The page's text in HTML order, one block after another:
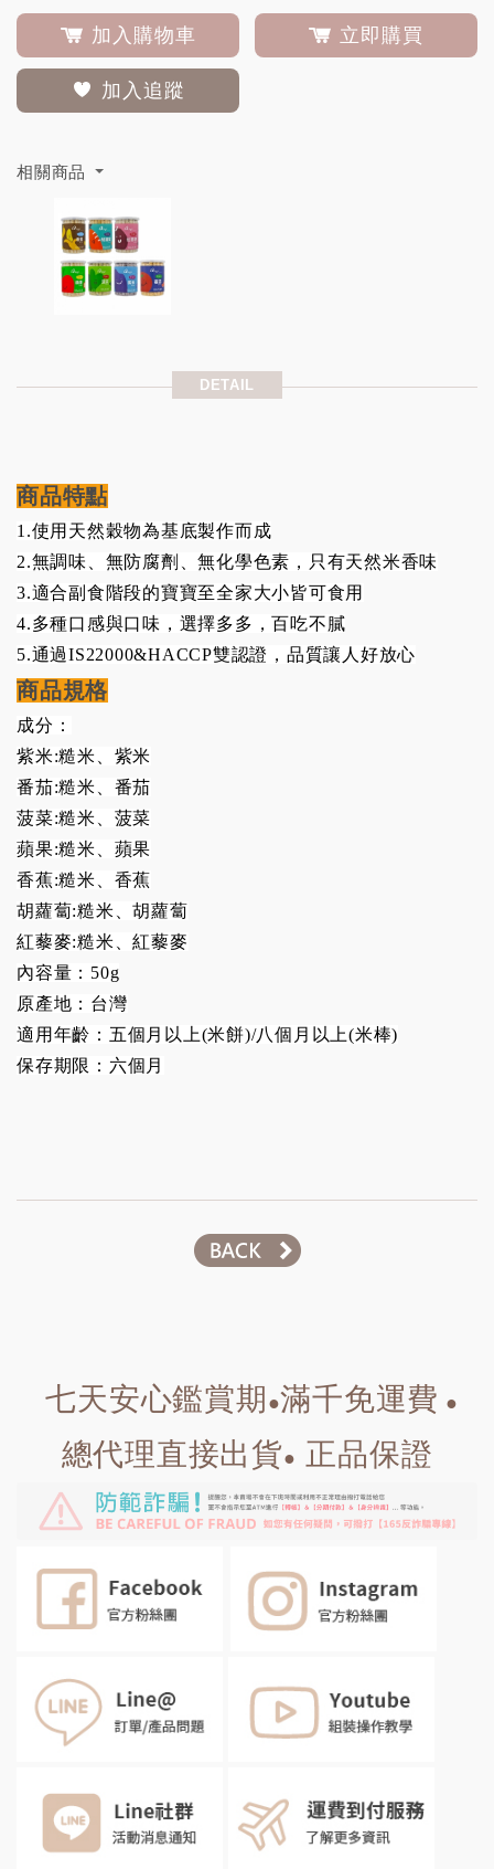
加入購物車 立即購買
加入追蹤
相關商品
DETAIL
商品特點
1.使用天然穀物為基底製作而成
2.無調味、無防腐劑、無化學色素，只有天然米香味
3.適合副食階段的寶寶至全家大小皆可食用
4.多種口感與口味，選擇多多，百吃不膩
5.通過IS22000&HACCP雙認證，品質讓人好放心
商品規格
成分：
紫米:糙米、紫米
番茄:糙米、番茄
菠菜:糙米、菠菜
蘋果:糙米、蘋果
香蕉:糙米、香蕉
胡蘿蔔:糙米、胡蘿蔔
紅藜麥:糙米、紅藜麥
內容量：50g
原產地：台灣
適用年齡：五個月以上(米餅)/八個月以上(米棒)
保存期限：六個月
七天安心鑑賞期 ●滿千免運費 ●
總代理直接出貨● 正品保證